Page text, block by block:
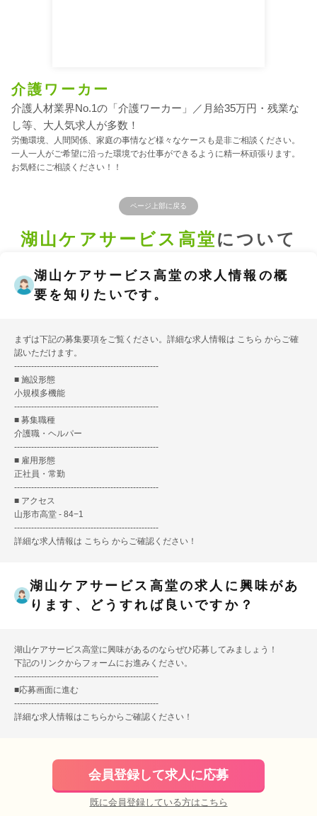
介護ワーカー
介護人材業界No.1の「介護ワーカー」／月給35万円・残業な
し等、大人気求人が多数！
労働環境、人間関係、家庭の事情など様々なケースも是非ご相談ください。
一人一人がご希望に沿った環境でお仕事ができるように精一杯頑張ります。
お気軽にご相談ください！！
ページ上部に戻る
湖山ケアサービス高堂について
湖山ケアサービス高堂の求人情報の概
要を知りたいです。
まずは下記の募集要項をご覧ください。詳細な求人情報は こちら からご確
認いただけます。
---------------------------------------------------
■ 施設形態
小規模多機能
---------------------------------------------------
■ 募集職種
介護職・ヘルパー
---------------------------------------------------
■ 雇用形態
正社員・常勤
---------------------------------------------------
■ アクセス
山形市高堂 - 84−1
---------------------------------------------------
詳細な求人情報は こちら からご確認ください！
湖山ケアサービス高堂の求人に興味があ
ります、どうすれば良いですか？
湖山ケアサービス高堂に興味があるのならぜひ応募してみましょう！
下記のリンクからフォームにお進みください。
---------------------------------------------------
■応募画面に進む
---------------------------------------------------
詳細な求人情報はこちらからご確認ください！
会員登録して求人に応募
既に会員登録している方はこちら